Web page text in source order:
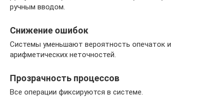
ручным вводом.
Снижение ошибок
Системы уменьшают вероятность опечаток и
арифметических неточностей.
Прозрачность процессов
Все операции фиксируются в системе.